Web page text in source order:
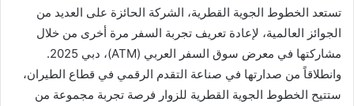
تستعد الخطوط الجوية القطرية، الشركة الحائزة على العديد من
الجوائز العالمية، لإعادة تعريف تجربة السفر مرة أخرى من خلال
مشاركتها في معرض سوق السفر العربي (ATM)، دبي 2025.
وانطلاقاً من صدارتها في صناعة التقدم الرقمي في قطاع الطيران،
ستتيح الخطوط الجوية القطرية للزوار فرصة تجربة مجموعة من